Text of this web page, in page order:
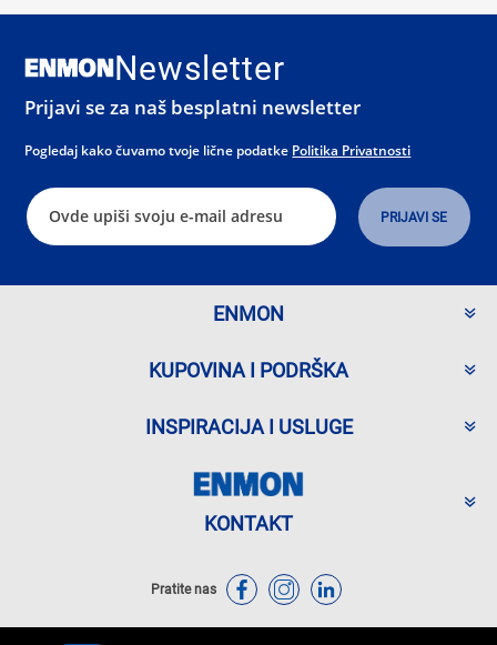
Newsletter
Prijavi se za naš besplatni newsletter
Pogledaj kako čuvamo tvoje lične podatke Politika Privatnosti
ENMON
KUPOVINA I PODRŠKA
INSPIRACIJA I USLUGE
KONTAKT
Pratite nas